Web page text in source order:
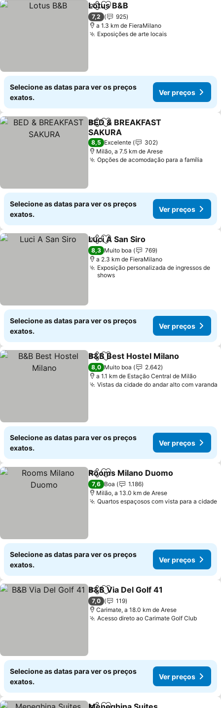
PartilharAdicionar aos favoritos
Lotus B&B
7,2
925
a 1.3 km de FieraMilano
Exposições de arte locaisVer preços
Selecione as datas para ver os preços
exatos.
Ver preços
PartilharAdicionar aos favoritos
BED & BREAKFAST
SAKURA
Ver preços
8,5 Excelente
302
Milão, a 7.5 km de Arese
Opções de acomodação para a família
Selecione as datas para ver os preços
exatos.
Ver preços
PartilharAdicionar aos favoritos
Luci A San Siro
8,3 Muito boa
769
a 2.3 km de FieraMilano
Exposição personalizada de ingressos de
shows
Selecione as datas para ver os preços
exatos.
Ver preços
PartilharAdicionar aos favoritos
B&B Best Hostel Milano
8,0 Muito boa
2.642
a 1.1 km de Estação Central de Milão
Vistas da cidade do andar alto com varanda
Selecione as datas para ver os preços
exatos.
Ver preços
PartilharAdicionar aos favoritos
Rooms Milano Duomo
7,6 Boa
1.186
Milão, a 13.0 km de Arese
Quartos espaçosos com vista para a cidade
Selecione as datas para ver os preços
exatos.
Ver preços
PartilharAdicionar aos favoritos
B&B Via Del Golf 41
7,0
119
Carimate, a 18.0 km de Arese
Acesso direto ao Carimate Golf ClubVer
Selecione as datas para ver os preços
exatos.
Ver preços